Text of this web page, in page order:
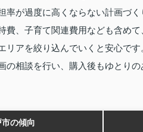
が過度に高くならない計画づく
費、子育て関連費用なども含め
アを絞り込んでいくと安心です
の相談を行い、購入後もゆとり
の傾向